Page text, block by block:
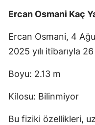
Ercan Osmani Kaç
Ercan Osmani, 4
2025 yılı itibarıyla 26
Boyu: 2.13 m
Kilosu: Bilinmiyor
Bu fiziki özellikleri,